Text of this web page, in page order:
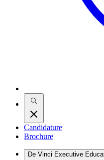
Candidature
Brochure
De Vinci Executive